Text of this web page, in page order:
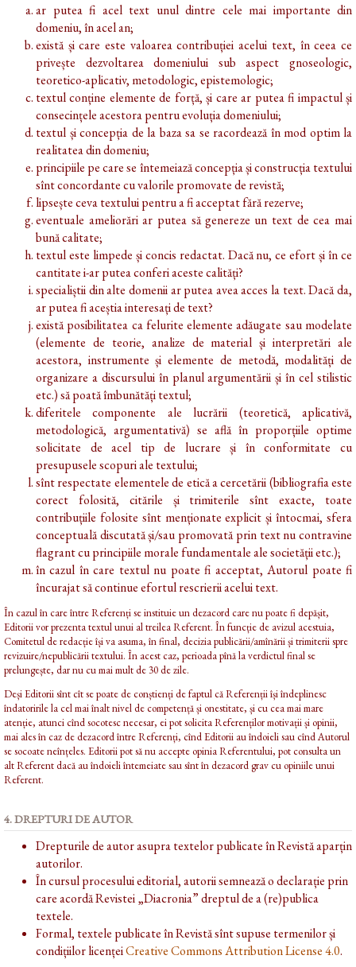
ar putea fi acel text unul dintre cele mai importante din
domeniu, în acel an;
există și care este valoarea contribuției acelui text, în ceea ce
privește dezvoltarea domeniului sub aspect gnoseologic,
teoretico-aplicativ, metodologic, epistemologic;
textul conține elemente de forță, și care ar putea fi impactul și
consecințele acestora pentru evoluția domeniului;
textul și concepția de la baza sa se racordează în mod optim la
realitatea din domeniu;
principiile pe care se întemeiază concepția și construcția textului
sînt concordante cu valorile promovate de revistă;
lipsește ceva textului pentru a fi acceptat fără rezerve;
eventuale ameliorări ar putea să genereze un text de cea mai
bună calitate;
textul este limpede și concis redactat. Dacă nu, ce efort și în ce
cantitate i-ar putea conferi aceste calități?
specialiștii din alte domenii ar putea avea acces la text. Dacă da,
ar putea fi aceștia interesați de text?
există posibilitatea ca felurite elemente adăugate sau modelate
(elemente de teorie, analize de material și interpretări ale
acestora, instrumente și elemente de metodă, modalități de
organizare a discursului în planul argumentării și în cel stilistic
etc.) să poată îmbunătăți textul;
diferitele componente ale lucrării (teoretică, aplicativă,
metodologică, argumentativă) se află în proporțiile optime
solicitate de acel tip de lucrare și în conformitate cu
presupusele scopuri ale textului;
sînt respectate elementele de etică a cercetării (bibliografia este
corect folosită, citările și trimiterile sînt exacte, toate
contribuțiile folosite sînt menționate explicit și întocmai, sfera
conceptuală discutată și/sau promovată prin text nu contravine
flagrant cu principiile morale fundamentale ale societății etc.);
în cazul în care textul nu poate fi acceptat, Autorul poate fi
încurajat să continue efortul rescrierii acelui text.
În cazul în care între Referenți se instituie un dezacord care nu poate fi depășit,
Editorii vor prezenta textul unui al treilea Referent. În funcție de avizul acestuia,
Comitetul de redacție își va asuma, în final, decizia publicării/amînării și trimiterii spre
revizuire/nepublicării textului. În acest caz, perioada pînă la verdictul final se
prelungește, dar nu cu mai mult de 30 de zile.
Deși Editorii sînt cît se poate de conștienți de faptul că Referenții își îndeplinesc
îndatoririle la cel mai înalt nivel de competență și onestitate, și cu cea mai mare
atenție, atunci cînd socotesc necesar, ei pot solicita Referenților motivații și opinii,
mai ales în caz de dezacord între Referenți, cînd Editorii au îndoieli sau cînd Autorul
se socoate neînțeles. Editorii pot să nu accepte opinia Referentului, pot consulta un
alt Referent dacă au îndoieli întemeiate sau sînt în dezacord grav cu opiniile unui
Referent.
4. DREPTURI DE AUTOR
Drepturile de autor asupra textelor publicate în Revistă aparțin
autorilor.
În cursul procesului editorial, autorii semnează o declarație prin
care acordă Revistei „Diacronia” dreptul de a (re)publica
textele.
Formal, textele publicate în Revistă sînt supuse termenilor și
condițiilor licențeiCreative Commons Attribution License 4.0.